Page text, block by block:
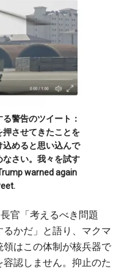
警告のツイート：
押させてきたことを
めると思い込んで
なさい。我々を試す
warned again
官「考えるべき問題
かだ」と語り、マクマ
はこの体制が核兵器で
認しません。抑止のた